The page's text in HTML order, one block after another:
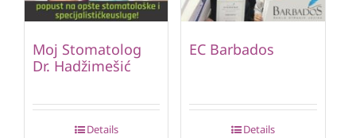
Moj Stomatolog
Dr. Hadžimešić
Details
EC Barbados
Details